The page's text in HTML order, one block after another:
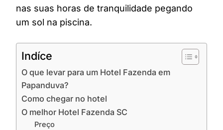
nas suas horas de tranquilidade pegando
um sol na piscina.
Indíce
O que levar para um Hotel Fazenda em
Papanduva?
Como chegar no hotel
O melhor Hotel Fazenda SC
Preço